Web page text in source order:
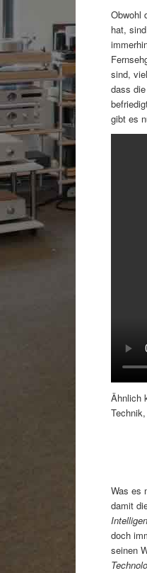
Obwohl
hat,
sind,
dass
gibt es
Ähnlich
Was es
damit
doch
seinen